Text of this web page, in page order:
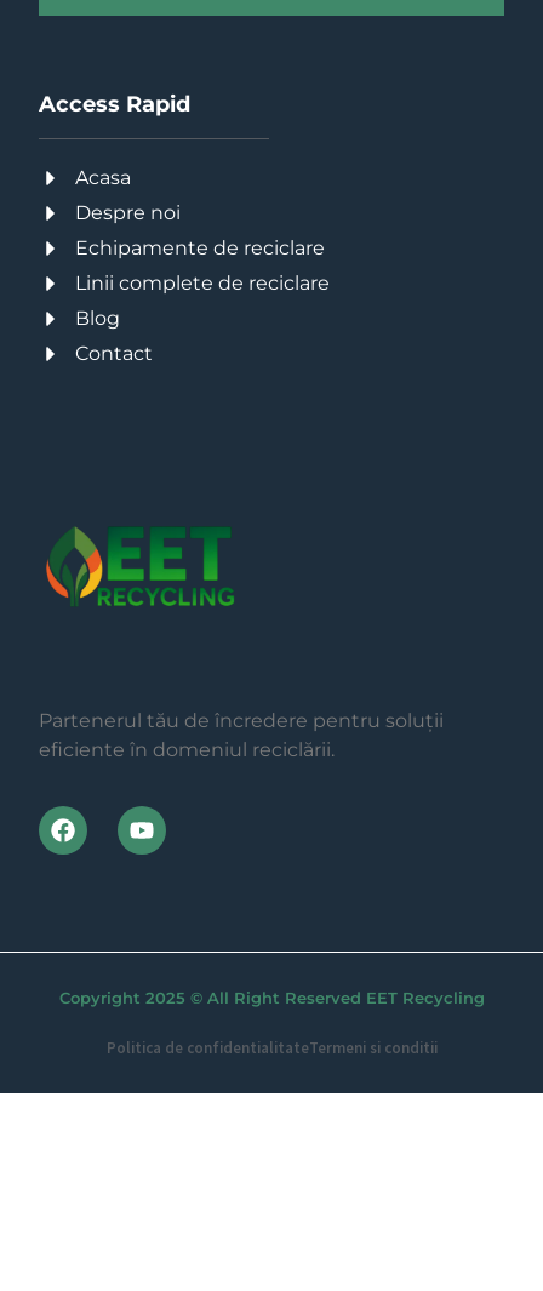
Partenerul tău de încredere pentru soluții
eficiente în domeniul reciclării.
Access Rapid
Acasa
Despre noi
Echipamente de reciclare
Linii complete de reciclare
Blog
Contact
Copyright 2025 © All Right Reserved EET Recycling
Politica de confidentialitateTermeni si conditii